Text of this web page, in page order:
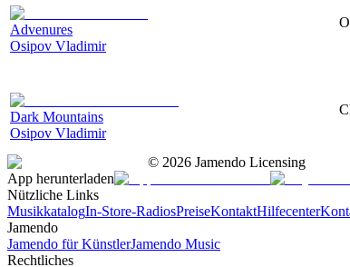
Advenures
Osipov Vladimir
Dark Mountains
Osipov Vladimir
© 2026 Jamendo Licensing
App herunterladen
Nützliche Links
MusikkatalogIn-Store-RadiosPreiseKontaktHilfecenter
Jamendo
Jamendo für KünstlerJamendo Music
Rechtliches